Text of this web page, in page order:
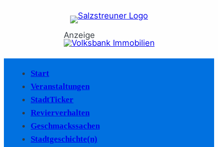
Anzeige
Start
Veranstaltungen
StadtTicker
Revierverhalten
Geschmackssachen
Stadtgeschichte(n)